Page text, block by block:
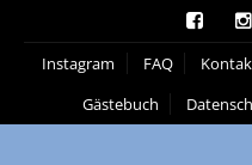
Instagram FAQ
Gästebuch